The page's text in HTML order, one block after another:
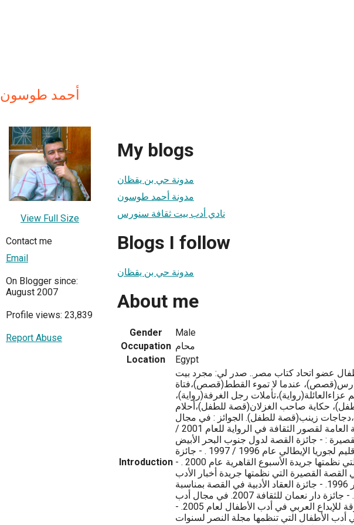
أحمد طوسون
View Full Size
Contact me
Email
On Blogger since:
August 2007
Profile views: 23,839
Report Abuse
My blogs
مدونة حي بن يقظان
مدونة أحمد طوسون
نادي أدب بيت ثقافة سنورس
Blogs I follow
مدونة حي بن يقظان
About me
Gender
Male
Occupation محام
Location
Egypt
Introduction
عضو اتحاد كتاب مصر.. صدر لي: مجرد بيت
عندما لا تموء القطط(قصص)،فتاة
رجل الغرفة(رواية)،
حكاية صاحب الغزلان(قصة للطفل)،أحلام
زينب(قصة للطفل). الجوائز : في مجال
الرواية : - جائزة الهيئة العامة لقصور الثقافة في الرواية للعام 2001 /
: - جائزة القصة لدول جنوب البحر الأبيض
المتوسط التي نظمها إقليم لجوريا الإيطالي عام 1996 / 1997 . - جائزة
الانتفاضة في الإبداع التي نظمتها جريدة الأسبوع القاهرية عام 2000 . -
القصيرة التي نظمتها جريدة أخبار الأدب
بالتعاون مع مجلة النصر 1996. - جائزة العقاد الأدبية في القصة بمناسبة
مئوية العقاد للعام 1997. - جائزة دار نعمان للثقافة 2007. في مجال أدب
الأطفال : - جائزة الشارقة للإبداع العربي في أدب الأطفال لعام 2005. -
الأطفال التي تنظمها مجلة النصر لسنوات